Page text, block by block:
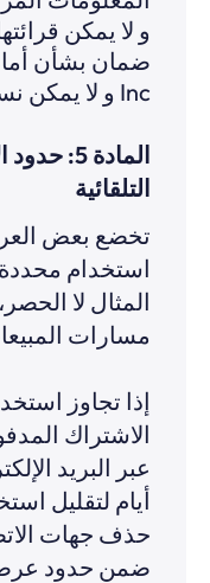
و لا يمكن
Inc و لا يمكن نسبه إلينا.
المادة 5:
التلقائية
تخضع بعض
استخدام
المثال لا
مسارات
إذا تجاوز
الاشتراك
أيام لتقليل
حذف جهات
ضمن حدود